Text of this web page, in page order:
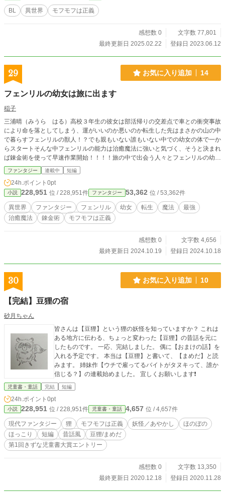
BL 異世界 モフモフは正義
感想数 0
文字数 77,801
最終更新日 2025.02.22
登録日 2023.06.12
29 お気に入り追加 14
フェンリルの幼女は旅に出ます
稲子
三浦晴（みうら はる）高校３年生の彼女は部活帰りの交差点で車との衝突事故
により命を落としてしまう、運がいいのか悪いのか転生した先はまさかの山の中
で暮らすフェンリルの獣人！？でも親もいない誰もいない中での幼女の体で一か
らスタートそんな中フェンリルの能力は治癒魔法に強いと気づく、そうと決まれ
ば錬金術を使って早速作業開始！！！！旅の中で出会う人々とフェンリルの幼女
が繰り広げる迫力爽快錬金ファンタジー！！！！！
ファンタジー 連載中 短編
24h.ポイント 0pt
小説 228,951 位 / 228,951件 ファンタジー 53,362 位 / 53,362件
異世界 ファンタジー フェンリル 幼女 転生 魔法
最強
治癒魔法
錬金術 モフモフは正義
感想数 0
文字数 4,656
最終更新日 2024.10.19
登録日 2024.10.18
30 お気に入り追加 10
【完結】豆狸の宿
砂月ちゃん
皆さんは【豆狸】という狸の妖怪を知っていますか？ これは
ある地方に伝わる、ちょっと変わった【豆狸】の昔話を元に
したものです。 一応、完結しました。 偶に【おまけの話】を
入れる予定です。 本当は【豆狸】と書いて、【まめだ】と読
みます。 姉妹作【ウチで雇ってるバイトがタヌキって、誰か
信じる？】の連載始めました。 宜しくお願いします❗️
児童書・童話 完結 短編
24h.ポイント 0pt
小説 228,951 位 / 228,951件 児童書・童話 4,657 位 / 4,657件
現代ファンタジー 狸 モフモフは正義 妖怪／あやかし
ほのぼの
ほっこり
短編 昔話風
豆狸/まめだ
第1回きずな児童書大賞エントリー
感想数 0
文字数 13,350
最終更新日 2020.12.18
登録日 2020.11.28